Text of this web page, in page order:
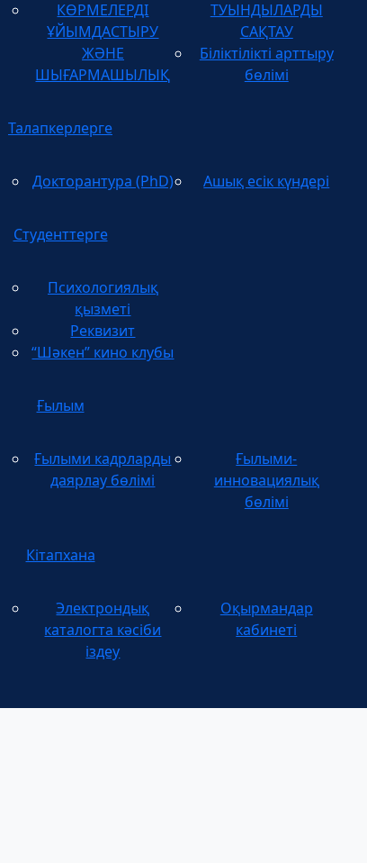
КӨРМЕЛЕРДІ
ҰЙЫМДАСТЫРУ
ЖӘНЕ
ШЫҒАРМАШЫЛЫҚ
ТУЫНДЫЛАРДЫ
САҚТАУ
Біліктілікті арттыру
бөлімі
Талапкерлерге
Докторантура (PhD) Ашық есік күндері
Студенттерге
Психологиялық
қызметі
Реквизит
“Шәкен” кино клубы
Ғылым
Ғылыми кадрларды
даярлау бөлімі
Ғылыми-
инновациялық
бөлімі
Кітапхана
Электрондық
каталогта кәсіби
іздеу
Оқырмандар
кабинеті